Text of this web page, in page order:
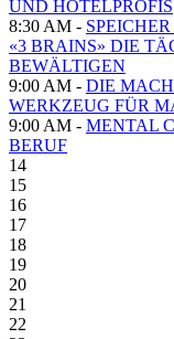
UND HOTELPROFIS
8:30 AM -
«3 BRAINS» DIE
BEWÄLTIGEN
9:00 AM - DIE
WERKZEUG FÜR
9:00 AM - MENTAL
BERUF
14
15
16
17
18
19
20
21
22